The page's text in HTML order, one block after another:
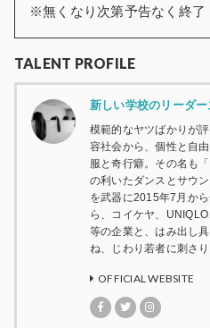
※無くなり次第予告なく終了
TALENT PROFILE
新しい学校のリーダー
模範的なヤツばかりが
容社会から、個性と自
服と奇行癖。その名も
の利いたダンスとサウ
を武器に2015年7月か
ら、コイケヤ、
等の企業と、はみ出し
ね、じわり若者に刺さ
OFFICIAL WEBSITE